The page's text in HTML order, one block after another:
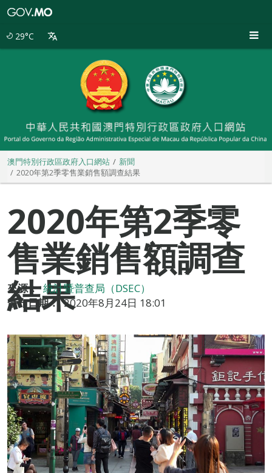
29°C
澳門特別行政區政府入口網站
新聞
2020年第2季零售業銷售額調查結果
2020年第2季零
售業銷售額調查
結果
來源： 統計暨普查局（DSEC）
發布日期： 2020年8月24日 18:01